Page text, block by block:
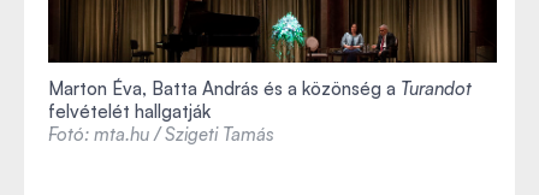
Marton Éva, Batta András és a közönség a Turandot
felvételét hallgatják
Fotó: mta.hu / Szigeti Tamás